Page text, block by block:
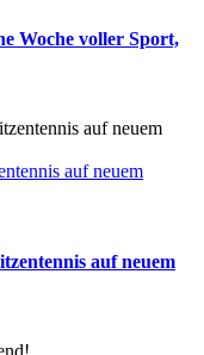
Woche voller Sport,
auf neuem
auf neuem